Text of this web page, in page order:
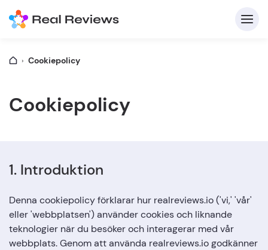
Cookiepolicy
Cookiepolicy
1. Introduktion
Denna cookiepolicy förklarar hur realreviews.io ('vi,' 'vår'
eller 'webbplatsen') använder cookies och liknande
teknologier när du besöker och interagerar med vår
webbplats. Genom att använda realreviews.io godkänner